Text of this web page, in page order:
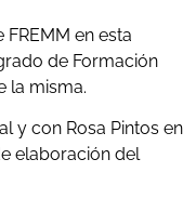
en esta
de Formación
la misma.
y con Rosa Pintos en
elaboración del